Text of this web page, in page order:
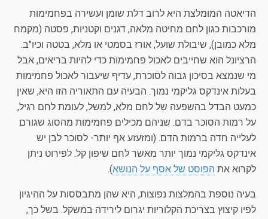
הדיאטה המומלצת היא לרוב דלת שומן ועשירה בפחמימות
מורכבות כגון לחם מחיטה מלאה, דגנים וקטניות, פסטה (מקמח
מלא כמובן), שיבולת שועל, אורז בסמטי או מלא, בטטה וכיו"ב.
הרציונל הוא שחייבים לאכול פחמימות כדי להיות בריאים, אבל
מי שנמצא בסיכון גבוה לסוכרת, עדיף שיעבור לאכול פחמימות
בעלות אינדקס גליקמי נמוך. הבעיה עם התאוריה הזו היא, שאין
כמעט הבדל בהשפעה של לחם מלא, למשל, לעומת לחם רגיל,
על רמות הסוכר בדם. שניהם מכילים פחמימות מהסוג שגורם
לעלייה חדה ברמות הדם. (ומזעזע אף יותר- לסוכר לבן יש
אינדקס גליקמי נמוך יותר מאשר לחם שיפון קל. לפירוט ניתן
לקרוא את הפוסט של אסף על הנושא).
בעיה נוספת בהמלצות נפוצות, היא שהן מתבססות על ההיגיון
לפיו קיצוץ בצריכת הקלוריות יגרום לירידה במשקל. בשל כך,